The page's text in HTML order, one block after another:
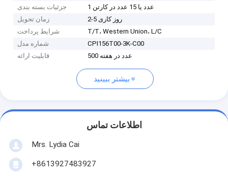
جزئیات بسته بندی
1 عدد یا 15 عدد در کارتن
زمان تحویل
2-5 روز کاری
شرایط پرداخت
T/T، Western Union، L/C
شماره مدل
CPI156T00-3K-C00
قابلیت ارائه
500 عدد در هفته
بیشتر ببینید
اطلاعات تماس
Mrs. Lydia Cai
+8613927483927